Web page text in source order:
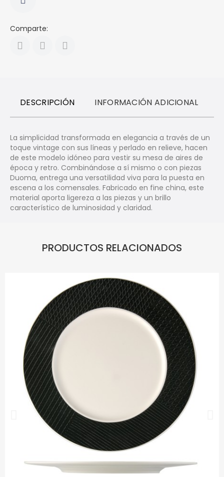
Comparte:
DESCRIPCIÓN INFORMACIÓN ADICIONAL
La simplicidad transformada en elegancia a través de un
toque vintage con sus líneas y perlado en relieve, hacen
de este modelo idóneo para vestir su mesa de aires de
época y retro. Combinándose a sí mismo o con piezas
Duoma, entrega una versatilidad viva para la puesta en
escena a los comensales. Fabricado en fine china, este
material aporta ligereza a las piezas y un brillo
característico de luminosidad y claridad.
PRODUCTOS RELACIONADOS